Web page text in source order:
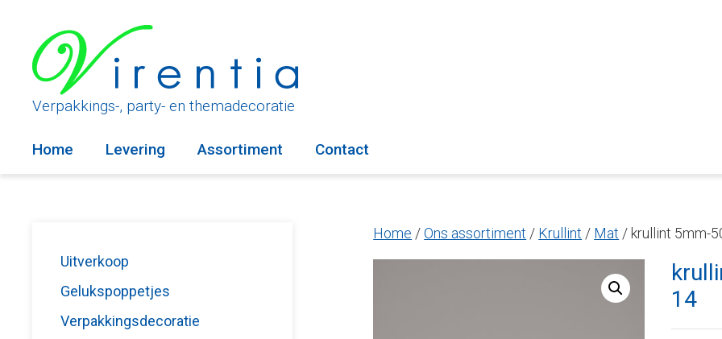
inhoudVerpakkings-, party- en themadecoratie
Home Levering Assortiment Contact
Home /Ons assortiment / Krullint / Mat / krullint 5mm-
14
Uitverkoop
Gelukspoppetjes
Verpakkingsdecoratie